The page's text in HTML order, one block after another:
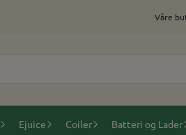
Våre
Ejuice Coiler Batteri og Lader